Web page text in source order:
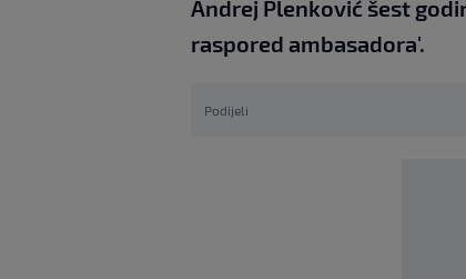
Andrej Plenković šest
raspored ambasadora'.
Podijeli